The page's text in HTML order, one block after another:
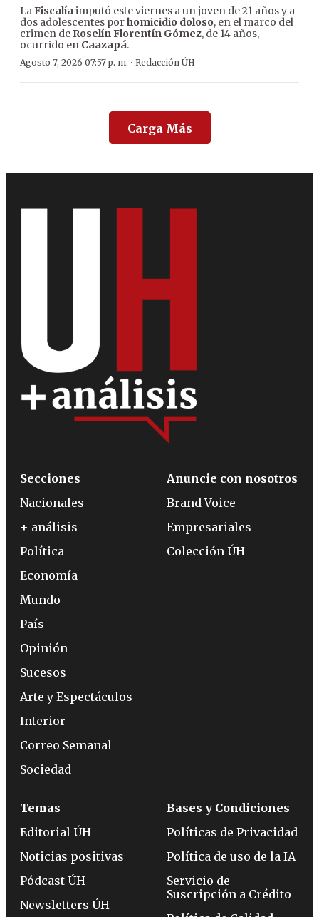
LaFiscalíaimputó este viernes a un joven de 21 años y a
dos adolescentes porhomicidio doloso, en el marco del
crimen de Roselín Florentín Gómez, de 14 años,
ocurrido en Caazapá.
Agosto 7, 2026 07:57 p. m. · Redacción ÚH
Carga Más
Secciones
Nacionales
+ análisis
Política
Economía
Mundo
País
Opinión
Sucesos
Arte y Espectáculos
Interior
Correo Semanal
Sociedad
Anuncie con nosotros
Brand Voice
Empresariales
Colección ÚH
Temas
Editorial ÚH
Noticias positivas
Pódcast ÚH
Newsletters ÚH
Bases y Condiciones
Políticas de Privacidad
Política de uso de la IA
Servicio de
Suscripción a Crédito